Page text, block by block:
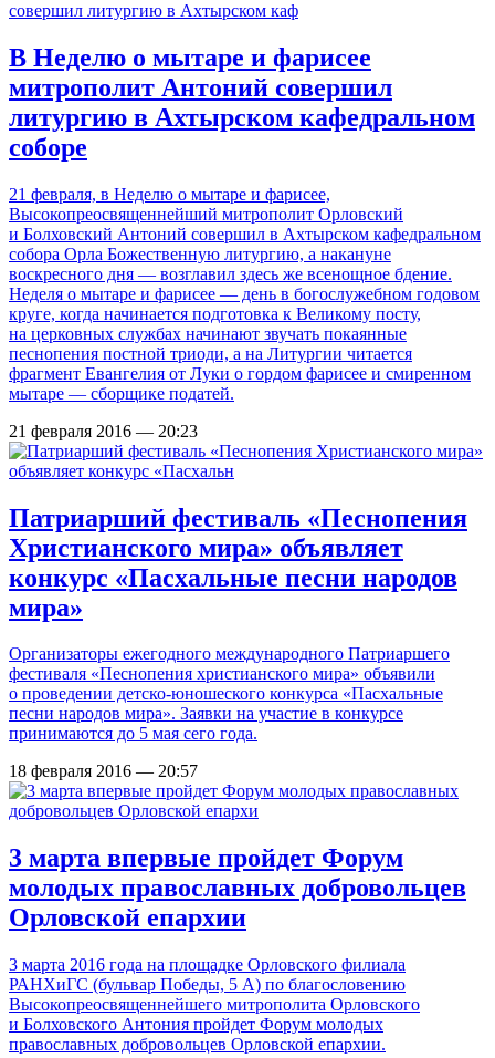
В Неделю о мытаре и фарисее
митрополит Антоний совершил
литургию в Ахтырском кафедральном
соборе
21 февраля, в Неделю о мытаре и фарисее,
Высокопреосвященнейший митрополит Орловский
и Болховский Антоний совершил в Ахтырском кафедральном
собора Орла Божественную литургию, а накануне
воскресного дня — возглавил здесь же всенощное бдение.
Неделя о мытаре и фарисее — день в богослужебном годовом
круге, когда начинается подготовка к Великому посту,
на церковных службах начинают звучать покаянные
песнопения постной триоди, а на Литургии читается
фрагмент Евангелия от Луки о гордом фарисее и смиренном
мытаре — сборщике податей.
21 февраля 2016 — 20:23
Патриарший фестиваль «Песнопения
Христианского мира» объявляет
конкурс «Пасхальные песни народов
мира»
Организаторы ежегодного международного Патриаршего
фестиваля «Песнопения христианского мира» объявили
о проведении детско-юношеского конкурса «Пасхальные
песни народов мира». Заявки на участие в конкурсе
принимаются до 5 мая сего года.
18 февраля 2016 — 20:57
3 марта впервые пройдет Форум
молодых православных добровольцев
Орловской епархии
3 марта 2016 года на площадке Орловского филиала
РАНХиГС (бульвар Победы, 5 А) по благословению
Высокопреосвященнейшего митрополита Орловского
и Болховского Антония пройдет Форум молодых
православных добровольцев Орловской епархии.